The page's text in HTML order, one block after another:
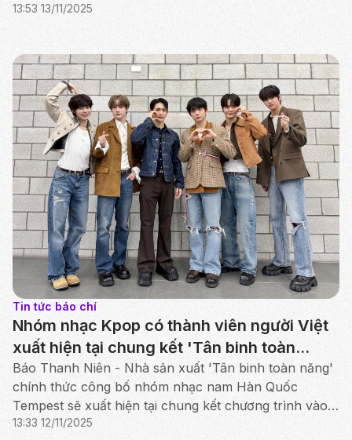
lượt xem sau 6 tập phát sóng.
13:53 13/11/2025
Tin tức báo chí
Nhóm nhạc Kpop có thành viên người Việt
xuất hiện tại chung kết 'Tân binh toàn
năng'
Báo Thanh Niên - Nhà sản xuất 'Tân binh toàn năng'
chính thức công bố nhóm nhạc nam Hàn Quốc
Tempest sẽ xuất hiện tại chung kết chương trình vào
tháng 12 tới.
13:33 12/11/2025